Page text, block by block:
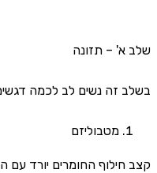
שלב א' – תזונה
בשלב זה נשים לב לכמה
מטבוליזם
קצב חילוף החומרים יורד עם